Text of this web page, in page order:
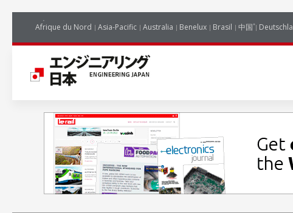
Afrique du Nord Asia-Pacific Australia Benelux Brasil 中国